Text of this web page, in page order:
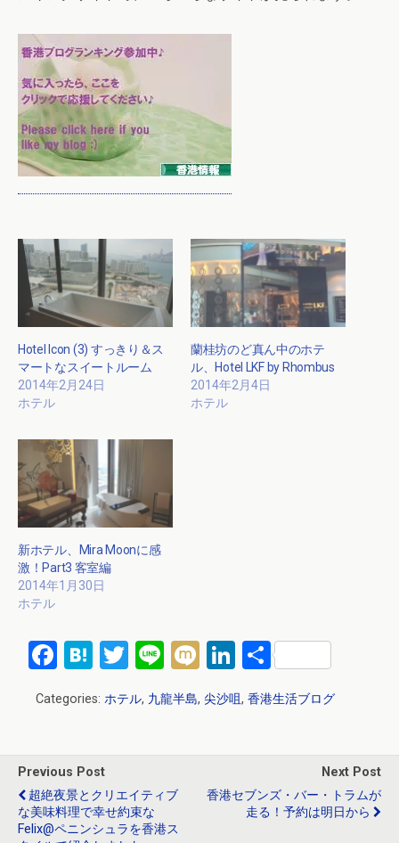
Hotel Icon (3) すっきり＆ス
マートなスイートルーム
2014年2月24日
ホテル
蘭桂坊のど真ん中のホテ
ル、Hotel LKF by Rhombus
2014年2月4日
ホテル
新ホテル、Mira Moonに感
激！Part3 客室編
2014年1月30日
ホテル
F
ce
o
o
k
H
e
a
T
wi
tt
Li
n
e
M
ixi
Li
n
ke
共
有
Categories: ホテル, 九龍半島, 尖沙咀, 香港生活ブログ
Previous Post
超絶夜景とクリエイティブ
な美味料理で幸せ約束な
Felix@ペニンシュラを香港ス
Next Post
香港セブンズ・バー・トラムが
走る！予約は明日から